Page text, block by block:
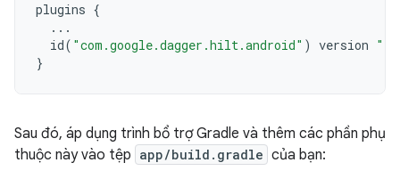
plugins {
...
id( "com.google.dagger.hilt.android" ) version
}
Sau đó, áp dụng trình bổ trợ Gradle và thêm các phần phụ
thuộc này vào tệp app/build.gradle của bạn: